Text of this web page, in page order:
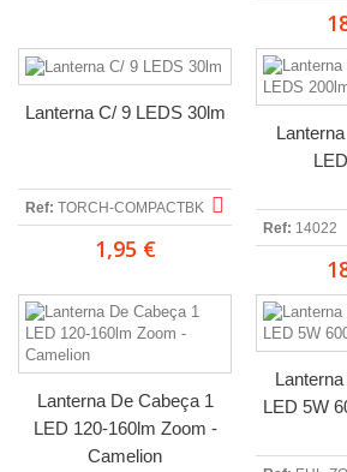
Lanterna C/ 9 LEDS 30lm
Ref: TORCH-COMPACTBK
1,95 €
Ref: 14022
Lanterna De Cabeça 1
LED 120-160lm Zoom -
Camelion
LED 5W